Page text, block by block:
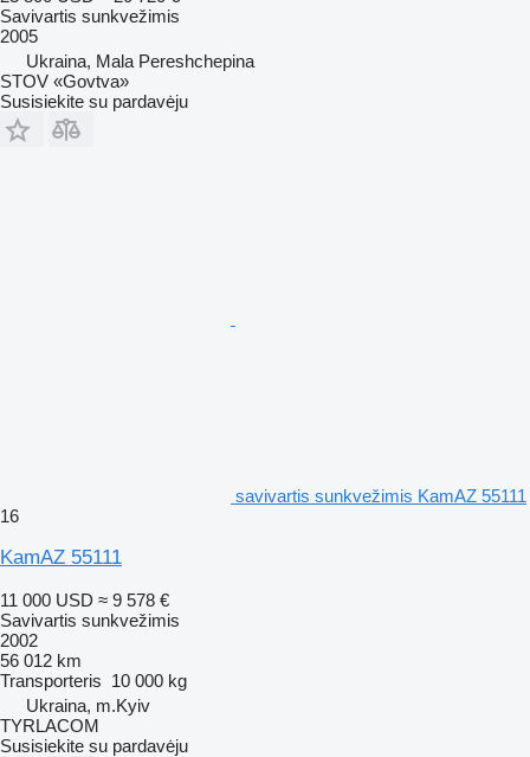
Savivartis sunkvežimis
2005
Ukraina, Mala Pereshchepina
STOV «Govtva»
Susisiekite su pardavėju
savivartis sunkvežimis KamAZ 55111
16
KamAZ 55111
11 000 USD ≈ 9 578 €
Savivartis sunkvežimis
2002
56 012 km
Transporteris 10 000 kg
Ukraina, m.Kyiv
TYRLACOM
Susisiekite su pardavėju